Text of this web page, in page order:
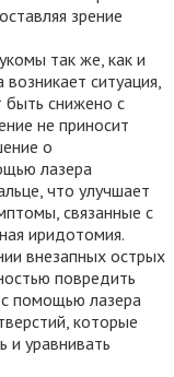
зрение
так же, как и
ситуация,
быть снижено с
не приносит
о
лазера
что улучшает
связанные с
иридотомия.
внезапных острых
повредить
помощью лазера
которые
и уравнивать